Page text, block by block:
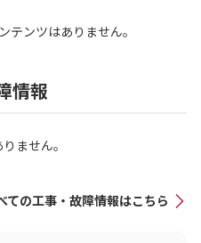
テンツはありません。
情報
ません。
ての工事・故障情報はこちら